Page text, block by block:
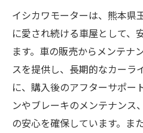
イシカワモーターは、熊本県
に愛され続ける車屋として、
ます。車の販売からメンテナ
スを提供し、長期的なカーラ
に、購入後のアフターサポー
ンやブレーキのメンテナンス
の安心を確保しています。ま